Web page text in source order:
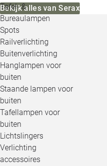
Tafel- &
Bureaulampen
Spots
Railverlichting
Buitenverlichting
Hanglampen voor
buiten
Staande lampen voor
buiten
Tafellampen voor
buiten
Lichtslingers
Verlichting
accessoires
Bekijk alles van Serax